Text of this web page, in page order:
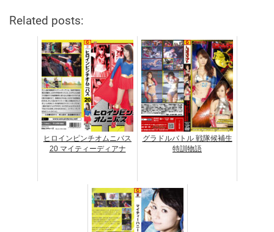
Related posts:
ヒロインピンチオムニバス
20 マイティーディアナ
グラドルバトル 戦隊候補生
特訓物語